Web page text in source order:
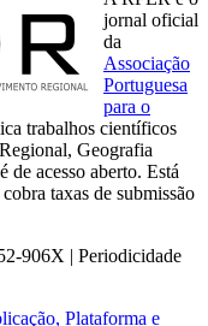
jornal oficial
da
Associação
Portuguesa
para o
trabalhos científicos
Geografia
de acesso aberto. Está
taxas de submissão
906X | Periodicidade